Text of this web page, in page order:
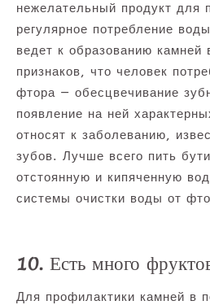
нежелательный продукт для
регулярное потребление
ведет к образованию камней
признаков, что человек
фтора — обесцвечивание
появление на ней
относят к заболеванию,
зубов. Лучше всего пить
отстоянную и кипяченную
системы очистки воды от
10. Есть много
Для профилактики камней в